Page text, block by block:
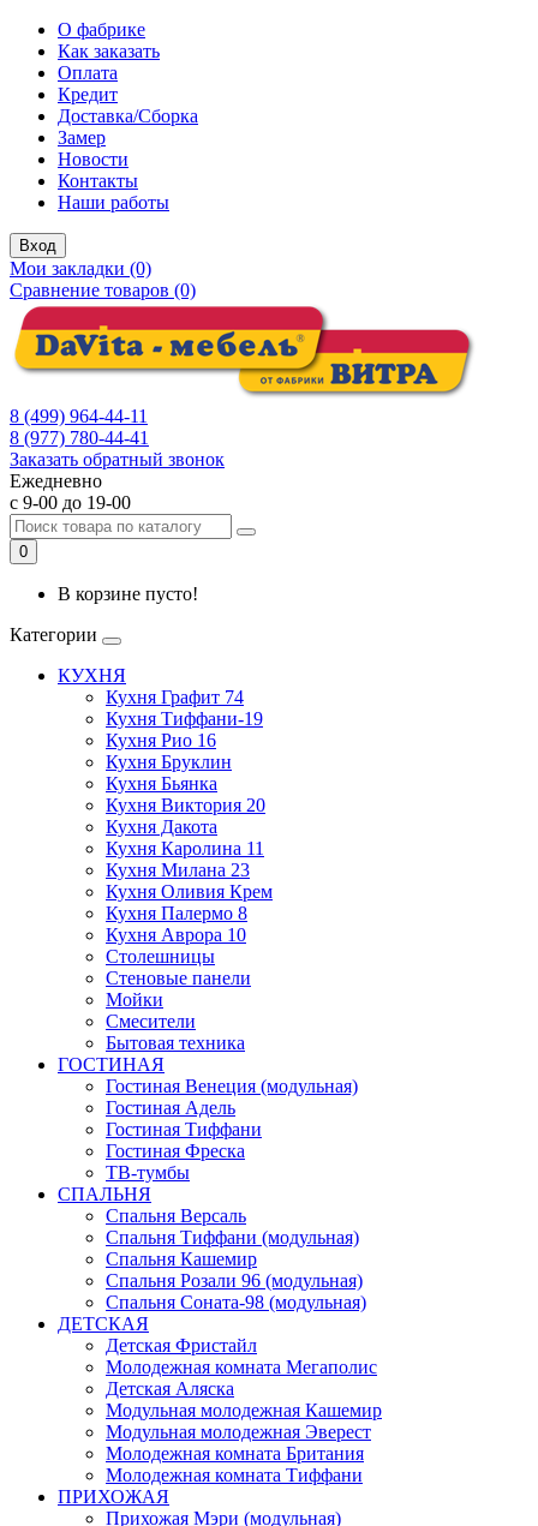
О фабрике
Как заказать
Оплата
Кредит
Доставка/Сборка
Замер
Новости
Контакты
Наши работы
Вход
Мои закладки (0)
Сравнение товаров (0)
8 (499) 964-44-11
8 (977) 780-44-41
Заказать обратный звонок
Ежедневно
с 9-00 до 19-00
0
В корзине пусто!
Категории
КУХНЯ
Кухня Графит 74
Кухня Тиффани-19
Кухня Рио 16
Кухня Бруклин
Кухня Бьянка
Кухня Виктория 20
Кухня Дакота
Кухня Каролина 11
Кухня Милана 23
Кухня Оливия Крем
Кухня Палермо 8
Кухня Аврора 10
Столешницы
Стеновые панели
Мойки
Смесители
Бытовая техника
ГОСТИНАЯ
Гостиная Венеция (модульная)
Гостиная Адель
Гостиная Тиффани
Гостиная Фреска
ТВ-тумбы
СПАЛЬНЯ
Спальня Версаль
Спальня Тиффани (модульная)
Спальня Кашемир
Спальня Розали 96 (модульная)
Спальня Соната-98 (модульная)
ДЕТСКАЯ
Детская Фристайл
Молодежная комната Мегаполис
Детская Аляска
Модульная молодежная Кашемир
Модульная молодежная Эверест
Молодежная комната Британия
Молодежная комната Тиффани
ПРИХОЖАЯ
Прихожая Мэри (модульная)